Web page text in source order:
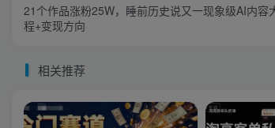
21个作品涨粉25W，睡前历史说又一现象级AI内容
程+变现方向
相关推荐